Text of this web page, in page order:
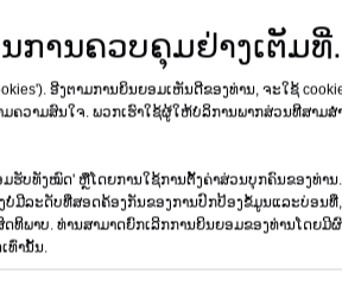
ພື່ອຂັບເລັບ coil ຈາກ 19mm ຫາ
ງານອຸດສາຫະກໍາອື່ນໆ. ປະກອບດ້ວຍການ
ນເຕີມເງິນ, ປັບປຸງປະສິດທິພາບແລະ
ຮັບປະກັນຄວາມຍືດຫຍຸ່ນແລະຄວາມແມ່ນຍໍ
ການຄວບຄຸມຢ່າງເຕັມທີ່.
ອີງຕາມການຍິນຍອມເຫັນດີຂອງທ່ານ, ຈະໃຊ້
ຄວາມສົນໃຈ. ພວກເຮົາໃຊ້ຜູ້ໃຫ້ບໍລິການພາກສ່ວນທີສາມ
ຮັບທັງໝົດ' ຫຼືໂດຍການໃຊ້ການຕັ້ງຄ່າສ່ວນບຸກຄົນຂອງທ່າ
ມີລະດັບທີ່ສອດຄ້ອງກັນຂອງການປົກປ້ອງຂໍ້ມູນແລະບ່ອນທີ່,
ທິພາບ. ທ່ານ​ສາ​ມາດ​ຍົກ​ເລີກ​ການ​ຍິນ​ຍອມ​ຂອງ​ທ່ານ​ໂດຍ​
ທົ່ານັ້ນ.